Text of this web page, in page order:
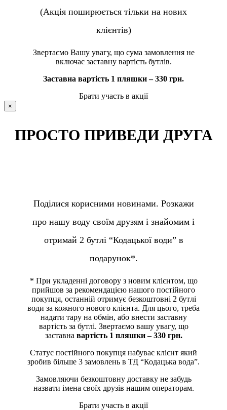
(Акція поширюється тільки на нових
клієнтів)
Звертаємо Вашу увагу, що сума замовлення не
включає заставну вартість бутлів.
Заставна вартість 1 пляшки – 330 грн.
Брати участь в акції
×
ПРОСТО ПРИВЕДИ ДРУГА
Поділися корисними новинами. Розкажи
про нашу воду своїм друзям і знайомим і
отримай 2 бутлі “Кодацької води” в
подарунок*.
* При укладенні договору з новим клієнтом, що
прийшов за рекомендацією нашого постійного
покупця, останній отримує безкоштовні 2 бутлі
води за кожного нового клієнта. Для цього, треба
надати тару на обмін, або внести заставну
вартість за бутлі. Звертаємо вашу увагу, що
заставна вартість 1 пляшки – 330 грн.
Статус постійного покупця набуває клієнт який
зробив більше 3 замовлень в ТД “Кодацька вода”.
Замовляючи безкоштовну доставку не забудь
назвати імена своїх друзів нашим операторам.
Брати участь в акції